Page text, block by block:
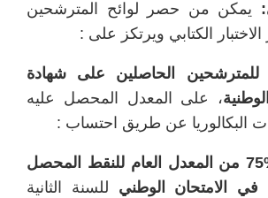
يمكن من حصر لوائح المترشحين
الاختبار الكتابي ويرتكز على :
للمترشحين الحاصلين على شهادة
، على المعدل المحصل عليه
البكالوريا عن طريق احتساب :
– 75% من المعدل العام للنقط المحصل
في الامتحان الوطني للسنة الثانية